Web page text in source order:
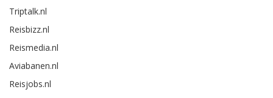
Triptalk.nl
Reisbizz.nl
Reismedia.nl
Aviabanen.nl
Reisjobs.nl